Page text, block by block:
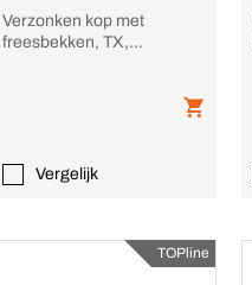
Verzonken kop met
freesbekken, TX,
Vergelijk
TOPline